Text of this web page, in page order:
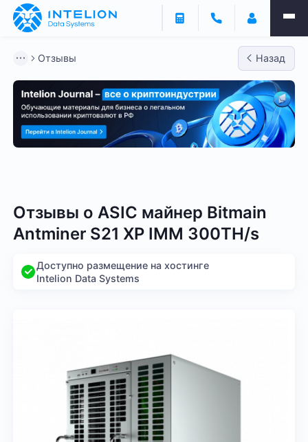
Отзывы Назад
Отзывы о ASIC майнер Bitmain
Antminer S21 XP IMM 300TH/s
Доступно размещение на хостинге
Intelion Data Systems